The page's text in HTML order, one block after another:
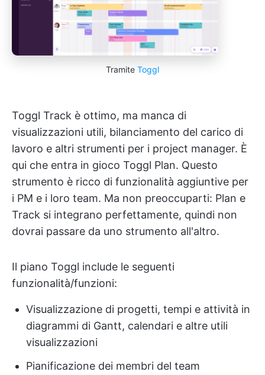
Tramite Toggl
Toggl Track è ottimo, ma manca di
visualizzazioni utili, bilanciamento del carico di
lavoro e altri strumenti per i project manager. È
qui che entra in gioco Toggl Plan. Questo
strumento è ricco di funzionalità aggiuntive per
i PM e i loro team. Ma non preoccuparti: Plan e
Track si integrano perfettamente, quindi non
dovrai passare da uno strumento all'altro.
Il piano Toggl include le seguenti
funzionalità/funzioni:
Visualizzazione di progetti, tempi e attività in
diagrammi di Gantt, calendari e altre utili
visualizzazioni
Pianificazione dei membri del team